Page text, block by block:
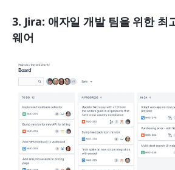
3. Jira: 애자일 개발 팀을 위한 최
웨어